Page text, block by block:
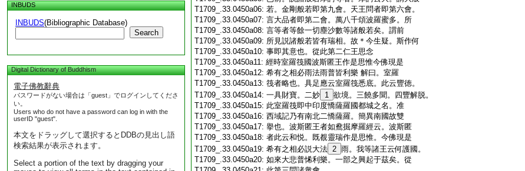
INBUDS
INBUDS(Bibliographic Database)
Search
Digital Dictionary of Buddhism
電子佛教辭典
パスワードがない場合は「guest」でログインしてくださ
い。
Users who do not have a password can log in with the
userID "guest".
本文をドラッグして選択するとDDBの見出し語
検索結果が表示されます。
Select a portion of the text by dragging your
T1709_.33.0450a06: 若。金剛般若即第九會。天王問者即第六會。
T1709_.33.0450a07: 言大品者即第二會。萬八千頌波羅蜜多。所
T1709_.33.0450a08: 言等者等餘一切塵沙數等諸般若矣。謂前
T1709_.33.0450a09: 所見説諸般若皆有瑞相。故＊今生疑。斯作何
T1709_.33.0450a10: 事即其意也。從此第二仁王思念
T1709_.33.0450a11: 經時室羅筏國波斯匿王作是思惟今佛現是
T1709_.33.0450a12: 希有之相必雨法雨普皆利樂 解曰。室羅
T1709_.33.0450a13: 筏者略也。具足應云室羅筏悉底。此云豐徳。
T1709_.33.0450a14: 一具財寶。二妙 1 欲境。三饒多聞。四豐解脱。
T1709_.33.0450a15: 此室羅筏即中印度憍薩羅國都城之名。准
T1709_.33.0450a16: 西域記乃有南北二憍薩羅。簡異南國故雙
T1709_.33.0450a17: 擧也。波斯匿王者如鴦掘摩羅經云。波斯匿
T1709_.33.0450a18: 者此云和悦。既覩靈瑞作是思惟。今佛現是
T1709_.33.0450a19: 希有之相必説大法 2 雨。我等諸王云何護國。
T1709_.33.0450a20: 如來大悲普悕利樂。一部之興起于茲矣。從